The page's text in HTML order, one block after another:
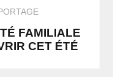
FAMILIALE
CET ÉTÉ